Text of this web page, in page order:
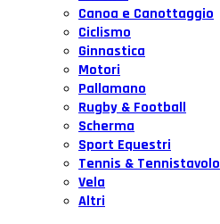
Canoa e Canottaggio
Ciclismo
Ginnastica
Motori
Pallamano
Rugby & Football
Scherma
Sport Equestri
Tennis & Tennistavolo
Vela
Altri